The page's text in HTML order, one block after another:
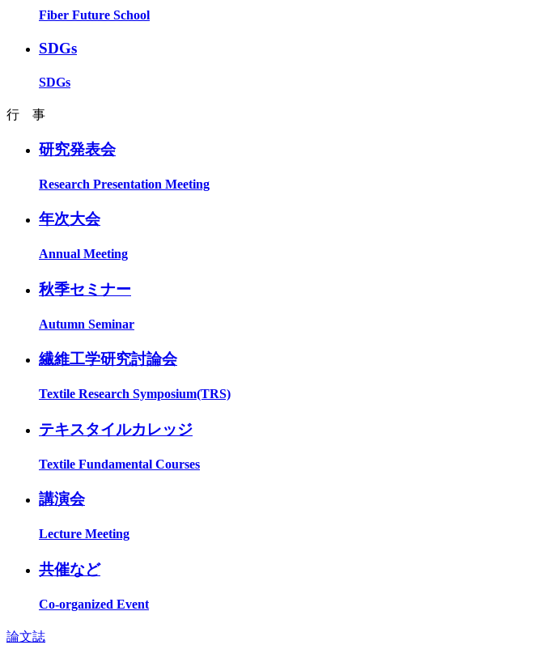
Fiber Future School
SDGs
SDGs
行 事
研究発表会
Research Presentation Meeting
年次大会
Annual Meeting
秋季セミナー
Autumn Seminar
繊維工学研究討論会
Textile Research Symposium(TRS)
テキスタイルカレッジ
Textile Fundamental Courses
講演会
Lecture Meeting
共催など
Co-organized Event
論文誌